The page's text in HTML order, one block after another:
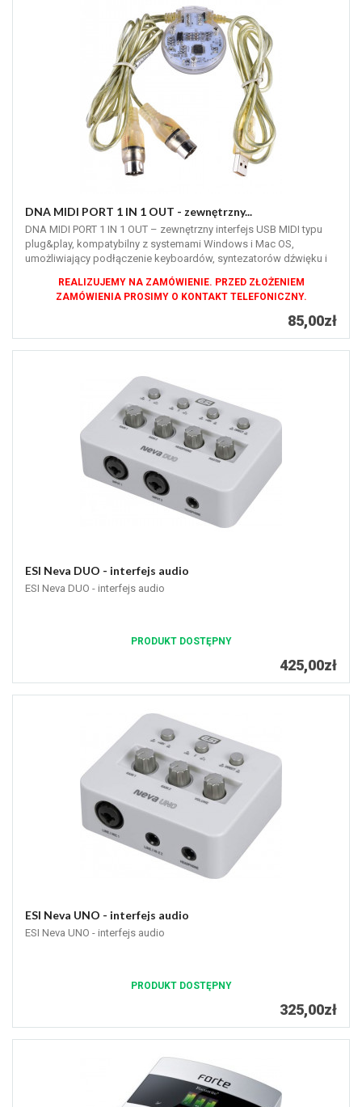
DNA MIDI PORT 1 IN 1 OUT - zewnętrzny...
DNA MIDI PORT 1 IN 1 OUT – zewnętrzny interfejs USB MIDI typu
plug&play, kompatybilny z systemami Windows i Mac OS,
umożliwiający podłączenie keyboardów, syntezatorów dźwięku i
REALIZUJEMY NA ZAMÓWIENIE. PRZED ZŁOŻENIEM
ZAMÓWIENIA PROSIMY O KONTAKT TELEFONICZNY.
85,00zł
ESI Neva DUO - interfejs audio
ESI Neva DUO - interfejs audio
PRODUKT DOSTĘPNY
425,00zł
ESI Neva UNO - interfejs audio
ESI Neva UNO - interfejs audio
PRODUKT DOSTĘPNY
325,00zł